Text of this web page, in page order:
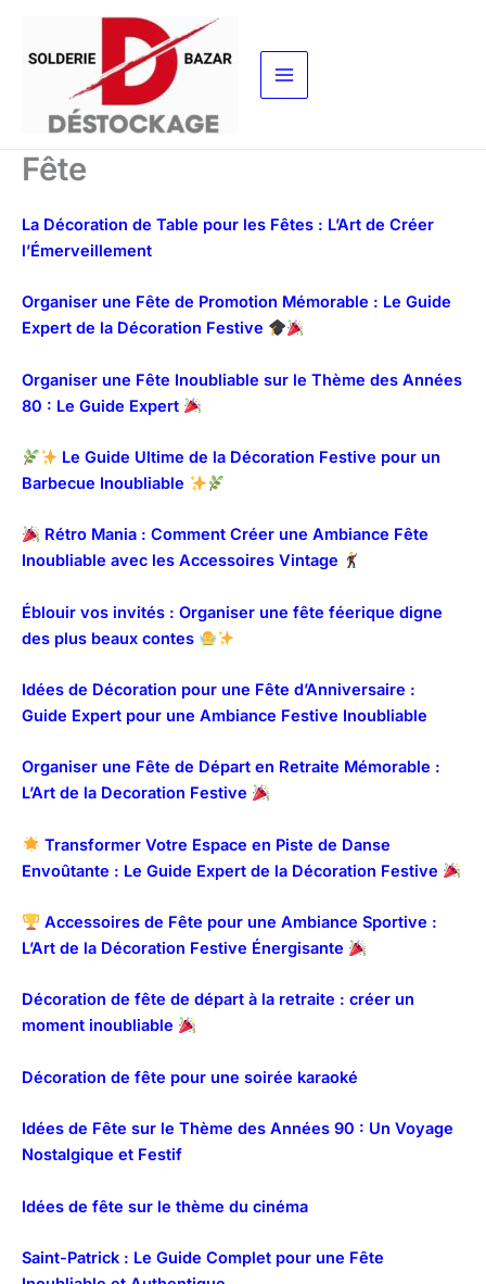
contenu
Fête
La Décoration de Table pour les Fêtes : L’Art de Créer
l’Émerveillement
Organiser une Fête de Promotion Mémorable : Le Guide
Expert de la Décoration Festive
Organiser une Fête Inoubliable sur le Thème des Années
80 : Le Guide Expert
Le Guide Ultime de la Décoration Festive pour un
Barbecue Inoubliable
Rétro Mania : Comment Créer une Ambiance Fête
Inoubliable avec les Accessoires Vintage
Éblouir vos invités : Organiser une fête féerique digne
des plus beaux contes
Idées de Décoration pour une Fête d’Anniversaire :
Guide Expert pour une Ambiance Festive Inoubliable
Organiser une Fête de Départ en Retraite Mémorable :
L’Art de la Decoration Festive
Transformer Votre Espace en Piste de Danse
Envoûtante : Le Guide Expert de la Décoration Festive
Accessoires de Fête pour une Ambiance Sportive :
L’Art de la Décoration Festive Énergisante
Décoration de fête de départ à la retraite : créer un
moment inoubliable
Décoration de fête pour une soirée karaoké
Idées de Fête sur le Thème des Années 90 : Un Voyage
Nostalgique et Festif
Idées de fête sur le thème du cinéma
Saint-Patrick : Le Guide Complet pour une Fête